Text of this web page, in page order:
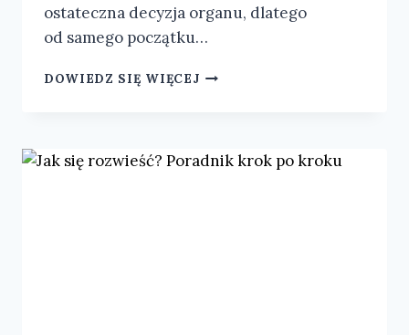
ostateczna decyzja organu, dlatego
od samego początku…
DOWIEDZ SIĘ WIĘCEJ